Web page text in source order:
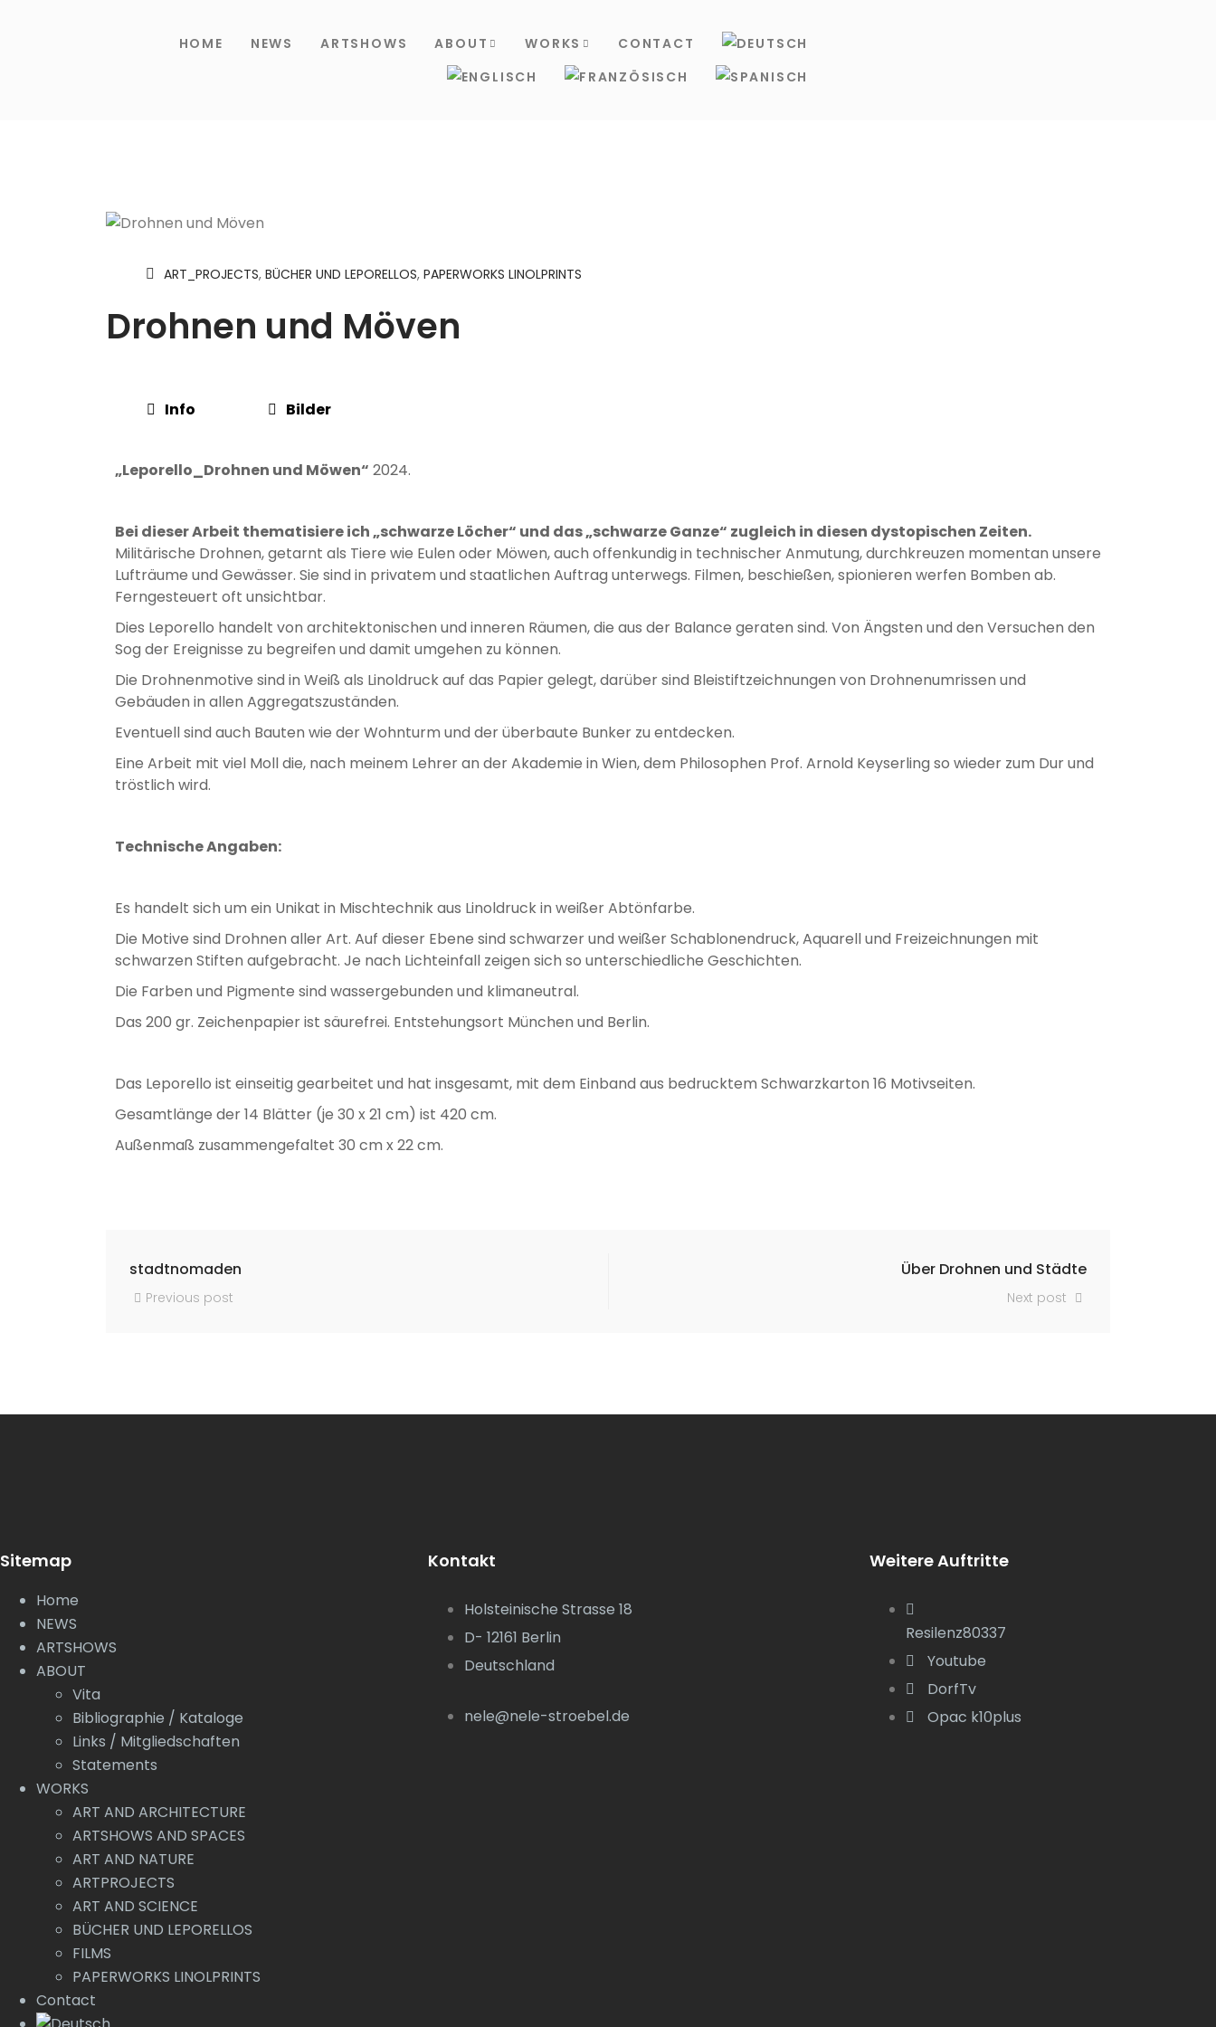
HOME NEWS ARTSHOWS ABOUT WORKS CONTACT
ART_PROJECTS, BÜCHER UND LEPORELLOS, PAPERWORKS LINOLPRINTS
Drohnen und Möven
Info Bilder
„Leporello_Drohnen und Möwen“ 2024.
Bei dieser Arbeit thematisiere ich „schwarze Löcher“ und das „schwarze Ganze“ zugleich in diesen dystopischen Zeiten.
Militärische Drohnen, getarnt als Tiere wie Eulen oder Möwen, auch offenkundig in technischer Anmutung, durchkreuzen momentan unsere
Lufträume und Gewässer. Sie sind in privatem und staatlichen Auftrag unterwegs. Filmen, beschießen, spionieren werfen Bomben ab.
Ferngesteuert oft unsichtbar.
Dies Leporello handelt von architektonischen und inneren Räumen, die aus der Balance geraten sind. Von Ängsten und den Versuchen den
Sog der Ereignisse zu begreifen und damit umgehen zu können.
Die Drohnenmotive sind in Weiß als Linoldruck auf das Papier gelegt, darüber sind Bleistiftzeichnungen von Drohnenumrissen und
Gebäuden in allen Aggregatszuständen.
Eventuell sind auch Bauten wie der Wohnturm und der überbaute Bunker zu entdecken.
Eine Arbeit mit viel Moll die, nach meinem Lehrer an der Akademie in Wien, dem Philosophen Prof. Arnold Keyserling so wieder zum Dur und
tröstlich wird.
Technische Angaben:
Es handelt sich um ein Unikat in Mischtechnik aus Linoldruck in weißer Abtönfarbe.
Die Motive sind Drohnen aller Art. Auf dieser Ebene sind schwarzer und weißer Schablonendruck, Aquarell und Freizeichnungen mit
schwarzen Stiften aufgebracht. Je nach Lichteinfall zeigen sich so unterschiedliche Geschichten.
Die Farben und Pigmente sind wassergebunden und klimaneutral.
Das 200 gr. Zeichenpapier ist säurefrei. Entstehungsort München und Berlin.
Das Leporello ist einseitig gearbeitet und hat insgesamt, mit dem Einband aus bedrucktem Schwarzkarton 16 Motivseiten.
Gesamtlänge der 14 Blätter (je 30 x 21 cm) ist 420 cm.
Außenmaß zusammengefaltet 30 cm x 22 cm.
stadtnomaden
Previous post
Über Drohnen und Städte
Next post
Sitemap
Home
NEWS
ARTSHOWS
ABOUT
Vita
Bibliographie / Kataloge
Links / Mitgliedschaften
Statements
WORKS
ART AND ARCHITECTURE
ARTSHOWS AND SPACES
ART AND NATURE
ARTPROJECTS
ART AND SCIENCE
BÜCHER UND LEPORELLOS
FILMS
PAPERWORKS LINOLPRINTS
Contact
Kontakt
Holsteinische Strasse 18
D- 12161 Berlin
Deutschland
nele@nele-stroebel.de
Weitere Auftritte
Resilenz80337
Youtube
DorfTv
Opac k10plus